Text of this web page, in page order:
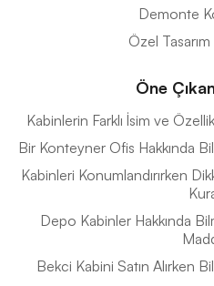
Demonte
Özel
Öne
Kabinlerin Farklı İsim ve
Bir Konteyner Ofis Hakkında
Kabinleri Konumlandırırken
Depo Kabinler Hakkında
Bekci Kabini Satın Alırken